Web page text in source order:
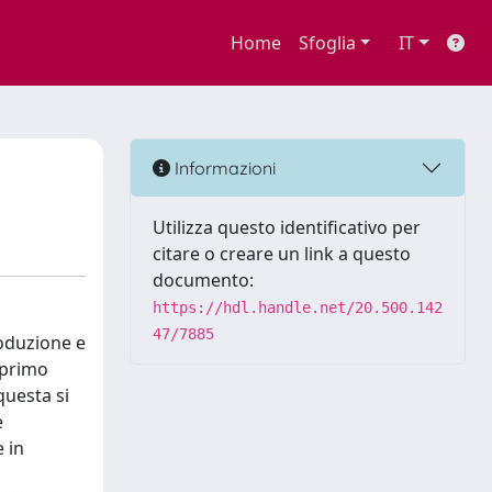
Home Sfoglia IT
e
si
in
Informazioni
Utilizza questo identificativo per
citare o creare un link a questo
documento:
https://hdl.handle.net/20.500.142
47/7885